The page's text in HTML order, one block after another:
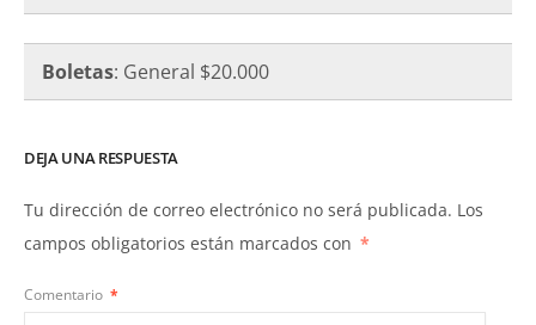
Boletas: General $20.000
DEJA UNA RESPUESTA
Tu dirección de correo electrónico no será publicada. Los
campos obligatorios están marcados con *
Comentario *